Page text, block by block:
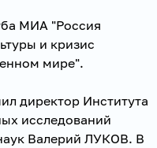
МИА "Россия
и кризис
мире".
директор Института
исследований
Валерий ЛУКОВ. В